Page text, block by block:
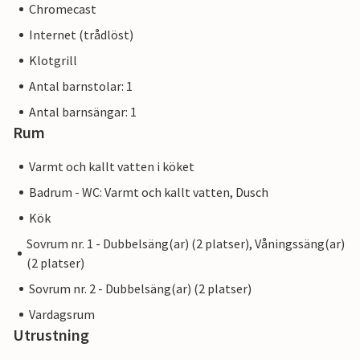
Chromecast
Internet (trådlöst)
Klotgrill
Antal barnstolar: 1
Antal barnsängar: 1
Rum
Varmt och kallt vatten i köket
Badrum - WC: Varmt och kallt vatten, Dusch
Kök
Sovrum nr. 1 - Dubbelsäng(ar) (2 platser), Våningssäng(ar)
(2 platser)
Sovrum nr. 2 - Dubbelsäng(ar) (2 platser)
Vardagsrum
Utrustning